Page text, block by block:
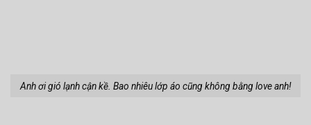
Anh ơi gió lạnh cận kề. Bao nhiêu lớp áo cũng không bằng love anh!